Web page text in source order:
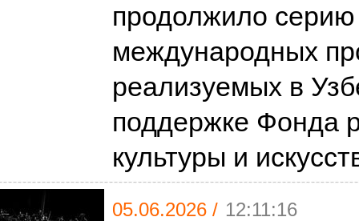
продолжило серию
международных
реализуемых в
поддержке Фонда
культуры и
05.06.2026 / 12:11:16